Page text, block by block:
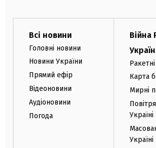
Всі новини
Головні новини
Новини України
Прямий ефір
Відеоновини
Аудіоновини
Погода
Війна
Карта
Мирні
Україні
Україні